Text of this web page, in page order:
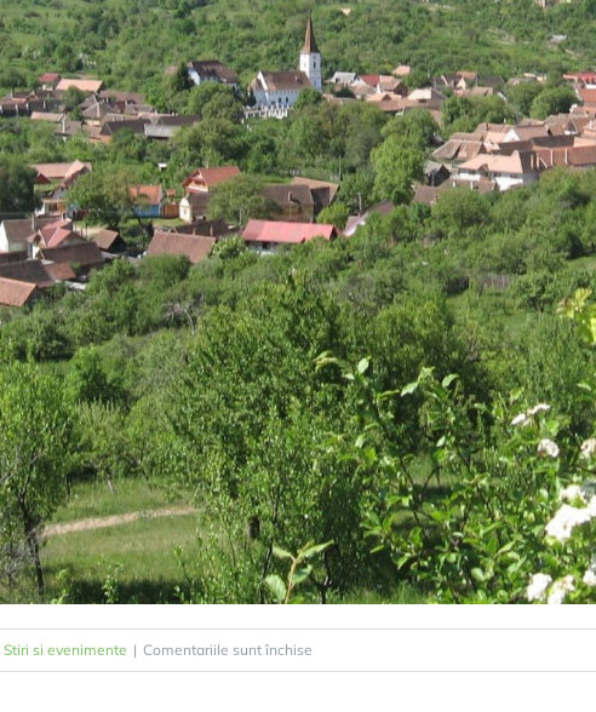
Stiri si evenimente | Comentariile sunt închise
BUCATE